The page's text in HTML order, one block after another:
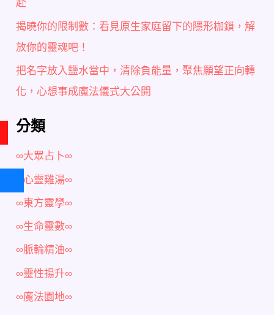
赴
揭曉你的限制數：看見原生家庭留下的隱形枷鎖，解
放你的靈魂吧！
把名字放入鹽水當中，清除負能量，聚焦願望正向轉
化，心想事成魔法儀式大公開
分類
∞大眾占卜∞
∞心靈雞湯∞
∞東方靈學∞
∞生命靈數∞
∞脈輪精油∞
∞靈性揚升∞
∞魔法園地∞